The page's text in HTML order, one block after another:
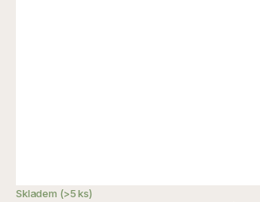
Skladem (>5 ks)